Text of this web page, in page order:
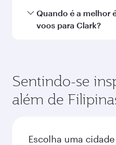
Hamad.
A disponibilidade de
depende da rota e da
disponibilidade de
variar nos voos
Consulte as
Quando é a melhor
voos para Clark?
datas de viagem
dependem da
da rota e
Sentindo-se
além de
Escolha uma